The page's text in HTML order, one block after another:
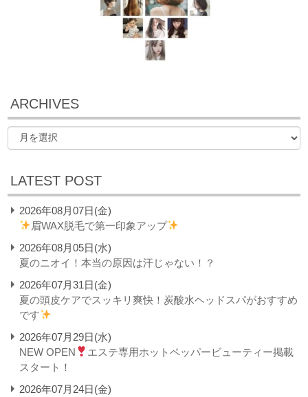
ARCHIVES
LATEST POST
2026年08月07日(金)
眉WAX脱毛で第一印象アップ
2026年08月05日(水)
夏のニオイ！本当の原因は汗じゃない！？
2026年07月31日(金)
夏の頭皮ケアでスッキリ爽快！炭酸水ヘッドスパがおすすめ
です
2026年07月29日(水)
NEW OPEN
エステ専用ホットペッパービューティー掲載
スタート！
2026年07月24日(金)